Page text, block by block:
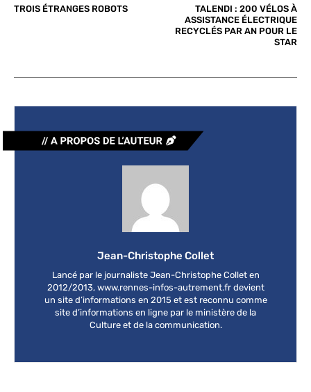
TROIS ÉTRANGES ROBOTS
TALENDI : 200 VÉLOS À
ASSISTANCE ÉLECTRIQUE
RECYCLÉS PAR AN POUR LE
STAR
Jean-Christophe Collet
Lancé par le journaliste Jean-Christophe Collet en
2012/2013, www.rennes-infos-autrement.fr devient
un site d’informations en 2015 et est reconnu comme
site d’informations en ligne par le ministère de la
Culture et de la communication.